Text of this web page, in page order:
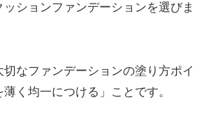
ションファンデーションを選びま
なファンデーションの塗り方ポイ
く均一につける」ことです。